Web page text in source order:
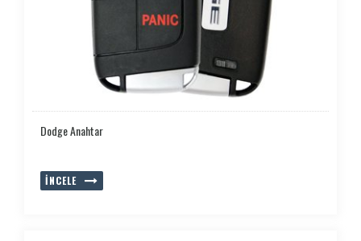
Dodge Anahtar
İNCELE